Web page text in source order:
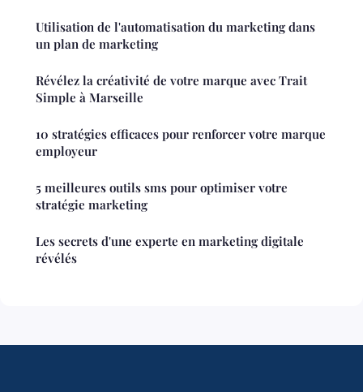
Utilisation de l'automatisation du marketing dans
un plan de marketing
Révélez la créativité de votre marque avec Trait
Simple à Marseille
10 stratégies efficaces pour renforcer votre marque
employeur
5 meilleures outils sms pour optimiser votre
stratégie marketing
Les secrets d'une experte en marketing digitale
révélés